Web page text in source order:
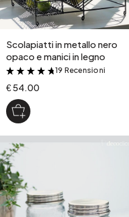
Scolapiatti in metallo nero
opaco e manici in legno
&
19 Recensioni
€ 54.00